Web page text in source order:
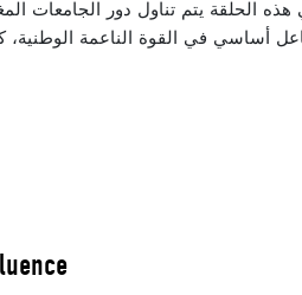
هذه الحلقة يتم تناول دور الجامعات
أساسي في القوة الناعمة الوطنية،